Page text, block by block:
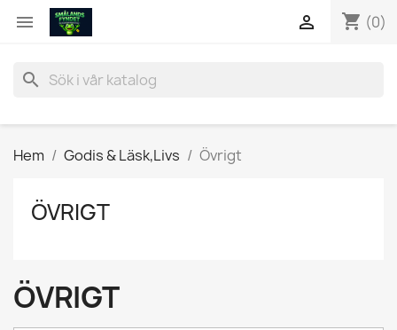
 shopping_cart (0)

search
Hem Godis & Läsk,Livs Övrigt
ÖVRIGT
ÖVRIGT